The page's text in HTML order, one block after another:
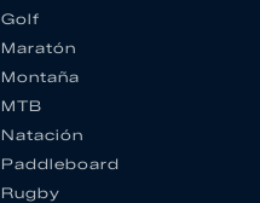
Golf
Maratón
Montaña
MTB
Natación
Paddleboard
Rugby